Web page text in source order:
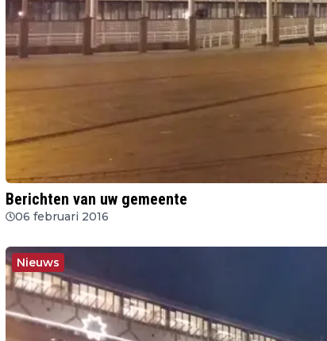
Berichten van uw gemeente
06 februari 2016
Nieuws